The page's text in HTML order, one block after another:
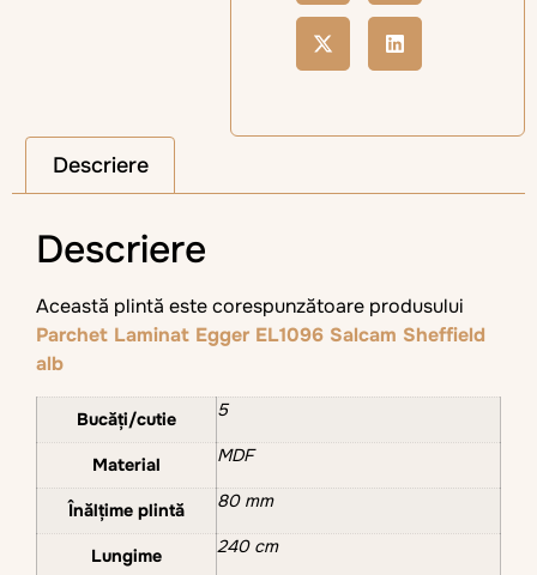
Descriere
Descriere
Această plintă este corespunzătoare produsului
Parchet Laminat Egger EL1096 Salcam Sheffield
alb
Bucăți/cutie 5
Material MDF
Înălțime plintă 80 mm
Lungime 240 cm